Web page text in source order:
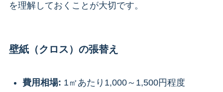
を理解しておくことが大切です。
壁紙（クロス）の張替え
費用相場: 1㎡あたり1,000～1,500円程度